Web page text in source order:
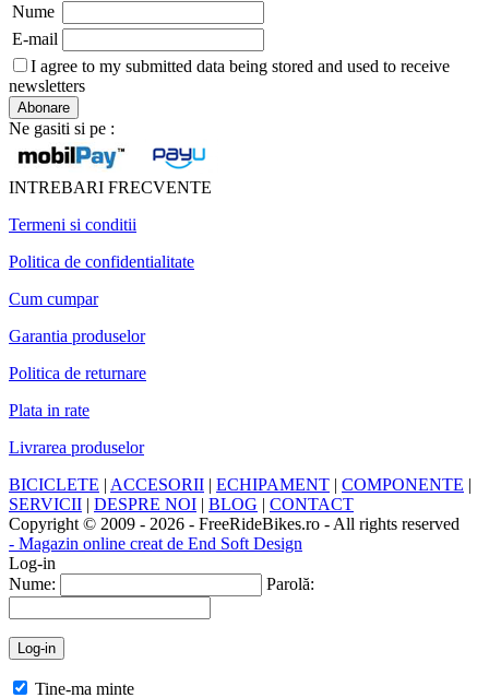
Nume
E-mail
I agree to my submitted data being stored and used to receive
newsletters
Ne gasiti si pe :
INTREBARI FRECVENTE
Termeni si conditii
Politica de confidentialitate
Cum cumpar
Garantia produselor
Politica de returnare
Plata in rate
Livrarea produselor
BICICLETE | ACCESORII | ECHIPAMENT | COMPONENTE |
SERVICII | DESPRE NOI | BLOG | CONTACT
Copyright © 2009 - 2026 - FreeRideBikes.ro - All rights reserved
- Magazin online creat de End Soft Design
Log-in
Nume:
Parolă:
Tine-ma minte